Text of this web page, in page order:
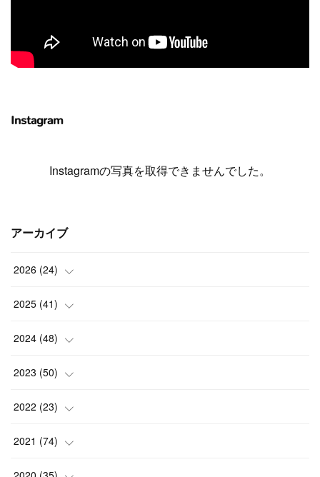
Instagram
Instagramの写真を取得できませんでした。
アーカイブ
2026 (24)
(1)
(3)
(2)
(7)
)
2025 (41)
(4)
(4)
(3)
(1)
)
2024 (48)
(3)
(2)
(4)
(3)
2023 (50)
(3)
(7)
(2)
2022 (23)
(5)
(1)
2021 (74)
(3)